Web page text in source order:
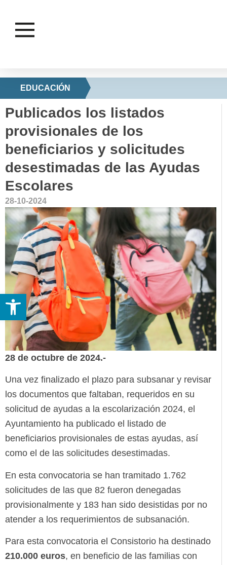
EDUCACIÓN
Publicados los listados
provisionales de los
beneficiarios y solicitudes
desestimadas de las Ayudas
Escolares
28-10-2024
28 de octubre de 2024.-
Una vez finalizado el plazo para subsanar y revisar
los documentos que faltaban, requeridos en su
solicitud de ayudas a la escolarización 2024, el
Ayuntamiento ha publicado el listado de
beneficiarios provisionales de estas ayudas, así
como el de las solicitudes desestimadas.
En esta convocatoria se han tramitado 1.762
solicitudes de las que 82 fueron denegadas
provisionalmente y 183 han sido desistidas por no
atender a los requerimientos de subsanación.
Para esta convocatoria el Consistorio ha destinado
210.000 euros, en beneficio de las familias con
Abrir barra de herramientas